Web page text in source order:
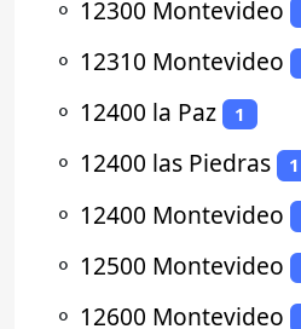
⚬ 12300 Montevideo
⚬ 12310 Montevideo
⚬ 12400 la Paz 1
⚬ 12400 las Piedras 1
⚬ 12400 Montevideo
⚬ 12500 Montevideo
⚬ 12600 Montevideo